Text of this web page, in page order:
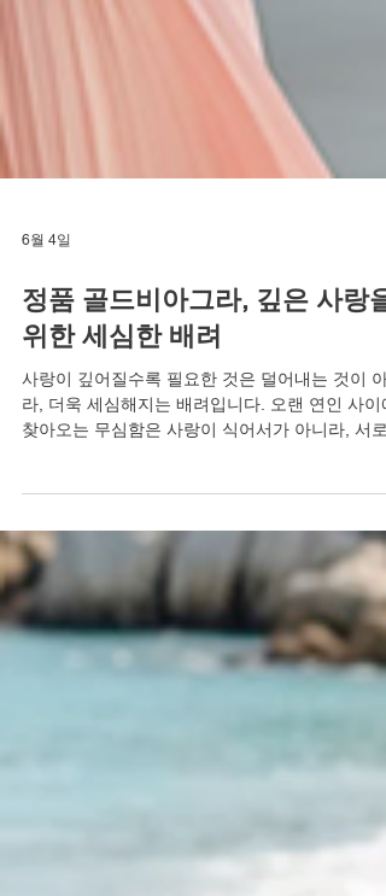
6월 4일
사랑이 깊어질수록 필요한 것은 덜어내는 것이 아
라, 더욱 세심해지는 배려입니다. 오랜 연인 사이
찾아오는 무심함은 사랑이 식어서가 아니라, 서로
너무 편하게 생각한 나머지 상대방의 은밀한 고민
놓치기 때문입니다. 특히 남성의 경우 자존감과 직
결되는 부분에서 혼자 끙끙 앓으면서도 쉽게 입을
린 배려는 '괜찮아'라는 말보다 작은 행동에서 비롯
됩니다. 서로를 위한 선택, 함께 극복하겠다는 용